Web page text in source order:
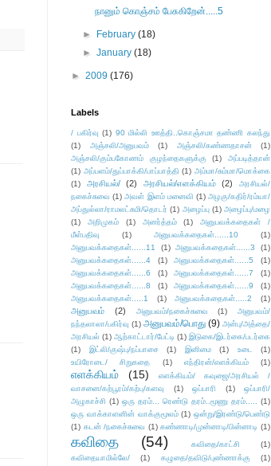
நானும் கொஞ்சம் பேசுகிறேன்.....5
► February(18)
►January(18)
► 2009 (176)
Labels
/ பகிர்வு (1) 90 மில்லி ஊத்தி..கொஞ்சமா தண்ணி கலந்து
(1)
அஞ்சலி/அனுபவம் (1) அஞ்சலி/கண்ணதாசன்
(1)
அஞ்சலி/கும்பகோணம் குழந்தைகளுக்கு
(1)
அப்படித்தான்
(1) அப்பளம்/துப்பாக்கி/பாப்பாத்தி (1) அம்மா/சும்மா/மொக்கை
(1)
அரசியல்/ (2) அரசியல்/எளக்கியம் (2)
அரசியல்/
நகைச்சுவை (1) அவள் இளம் மனைவி (1) அழகு/கதிர்/ரம்யா/
அப்துல்லா/ராமலட்சுமி/தொடர் (1) அழைப்பு (1) அழைப்பு/மழை
(1)
அறிமுகம் (1) அனர்த்தம் (1)
அனுபவக்கதைகள் /
மீள்பதிவு
(1) அனுபவக்கதைகள்......10
(1)
அனுபவக்கதைகள்......11
(1) அனுபவக்கதைகள்......3
(1)
அனுபவக்கதைகள்......4
(1) அனுபவக்கதைகள்......5
(1)
அனுபவக்கதைகள்......6
(1) அனுபவக்கதைகள்......7
(1)
அனுபவக்கதைகள்......8
(1) அனுபவக்கதைகள்......9
(1)
அனுபவக்கதைகள்.....1
(1) அனுபவக்கதைகள்.....2 (1)
அனுபவம் (2) அனுபவம்/நகைச்சுவை (1)
அனுபவம்/
நந்தலாலா/பகிர்வு (1) அனுபவம்/பொது (9) அன்பு/அத்தை/
அரசியல் (1) ஆற்காட்டார்/பேட்டி (1) இடுகை/இடர்கை/படர்கை
(1)
இட்லி/குஷ்பு/நப்பாசை (1) இனிமை (1) உடை
(1)
உயிரோடை/ சிறுகதை
(1) எந்திரன்/எளக்கியம் (1)
எளக்கியம் (15)
எளக்கியம்/ கவுஜை/அரசியல் /
வாசனை/கற்பூரம்/கற்பு/களவு
(1) ஒப்பாரி (1)
ஒப்பாரி/
அழுகாச்சி (1) ஒரு தரம்... ரெண்டு தரம்..மூணு தரம்..... (1)
ஒரு வாக்காளனின் வாக்குமூலம் (1) ஒன்று/இரண்டு/பெண்டு
(1) கடன் /நகைச்சுவை (1) கண்ணாடி/முன்னாடி/பின்னாடி (1)
கவிதை (54) கவிதை/காட்சி
(1)
கவிதையாமில்லே/
(1) கழுதை/தவிடு/புண்ணாக்கு
(1)